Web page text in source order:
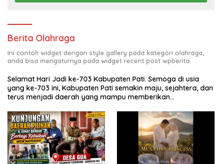
Berita Olahraga
Ini contoh widget dengan style gallery pada kategori olahraga,
anda bisa mengaturnya pada widget recent post wpberita.
Selamat Hari Jadi ke-703 Kabupaten Pati. Semoga di usia
yang ke-703 ini, Kabupaten Pati semakin maju, sejahtera, dan
terus menjadi daerah yang mampu memberikan
dan kolaborasi yang telah terjalin semakin kuat demi
mewujudkan pembangunan yang berkelanjutan. Dirgahayu
Kabupaten Pati ke-703. Salam sedulur Pati Selawase.
Facebook